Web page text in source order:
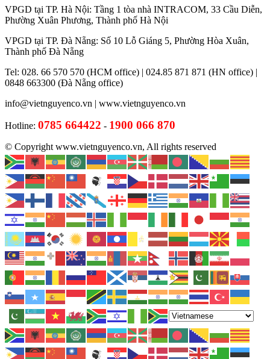
VPGD tại TP. Hà Nội: Tầng 1 tòa nhà INTRACOM, 33 Cầu Diễn,
Phường Xuân Phương, Thành phố Hà Nội
VPGD tại TP. Đà Nẵng: Số 10 Lỗ Giáng 5, Phường Hòa Xuân,
Thành phố Đà Nẵng
Tel: 028. 66 570 570 (HCM office) | 024.85 871 871 (HN office) |
0848 663300 (Đà Nẵng office)
info@vietnguyenco.vn | www.vietnguyenco.vn
Hotline: 0785 664422 - 1900 066 870
© Copyright www.vietnguyenco.vn, All rights reserved